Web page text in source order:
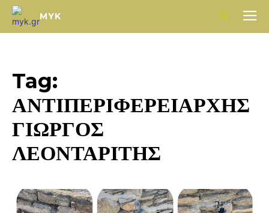
MYK
Tag:
ΑΝΤΙΠΕΡΙΦΕΡΕΙΑΡΧΗΣ
ΓΙΩΡΓΟΣ
ΛΕΟΝΤΑΡΙΤΗΣ